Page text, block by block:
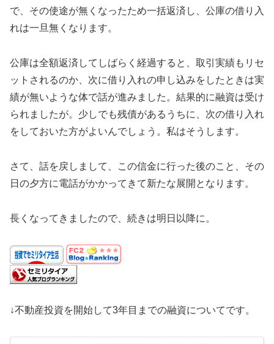
で、その使途が無くなったため一括返済し、公庫の借り入
れは一旦無くなります。
公庫は全額返済してしばらく経過すると、取引実績もリセ
ットされるのか、次に借り入れの申し込みをしたときは実
績が無いような体で話が進みました。結果的に融資は受け
られましたが。少しでも残債があるうちに、次の借り入れ
をしておいた方がよいんでしょう。私はそうします。
さて、話を戻しまして、この信金に行った後のこと、その
日の夕方に電話がかかってきて新たな展開となります。
長くなってきましたので、続きは明日以降に。
↓不動産投資を開始して3年目までの融資についてです。